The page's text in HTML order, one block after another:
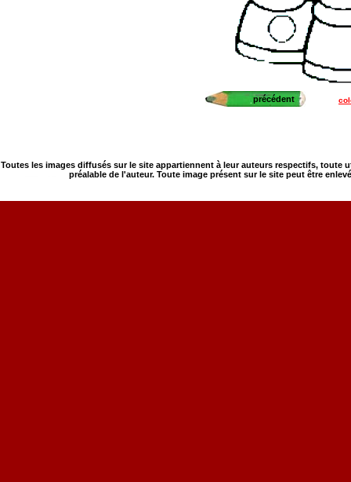
précédent
Toutes les images diffusés sur le site appartiennent à leur auteurs respectifs,
préalable de l'auteur. Toute image présent sur le site peut être